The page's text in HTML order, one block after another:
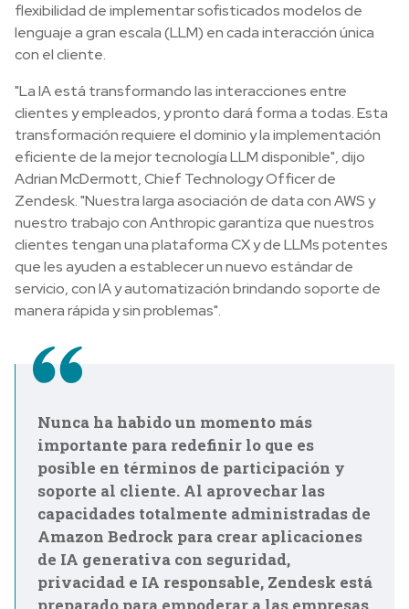
flexibilidad de implementar sofisticados modelos de
lenguaje a gran escala (LLM) en cada interacción única
con el cliente.
"La IA está transformando las interacciones entre
clientes y empleados, y pronto dará forma a todas. Esta
transformación requiere el dominio y la implementación
eficiente de la mejor tecnología LLM disponible", dijo
Adrian McDermott, Chief Technology Officer de
Zendesk. "Nuestra larga asociación de data con AWS y
nuestro trabajo con Anthropic garantiza que nuestros
clientes tengan una plataforma CX y de LLMs potentes
que les ayuden a establecer un nuevo estándar de
servicio, con IA y automatización brindando soporte de
manera rápida y sin problemas".
Nunca ha habido un momento más
importante para redefinir lo que es
posible en términos de participación y
soporte al cliente. Al aprovechar las
capacidades totalmente administradas de
Amazon Bedrock para crear aplicaciones
de IA generativa con seguridad,
privacidad e IA responsable, Zendesk está